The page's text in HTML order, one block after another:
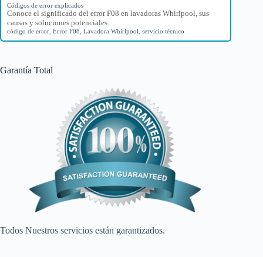
Códigos de error explicados
Conoce el significado del error F08 en lavadoras Whirlpool, sus
causas y soluciones potenciales.
código de error Error F08 Lavadora Whirlpool servicio técnico
Garantía Total
Todos Nuestros servicios están garantizados.